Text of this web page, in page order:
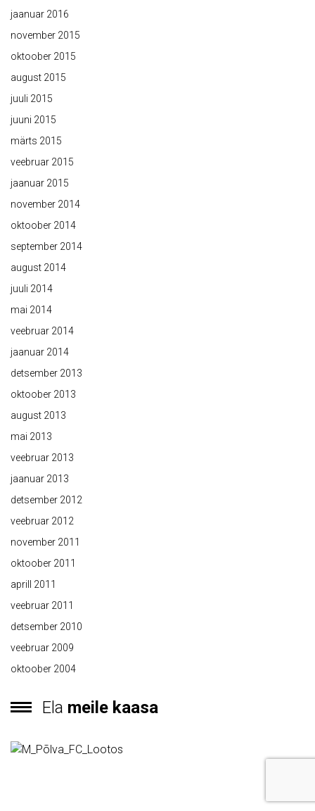
jaanuar 2016
november 2015
oktoober 2015
august 2015
juuli 2015
juuni 2015
märts 2015
veebruar 2015
jaanuar 2015
november 2014
oktoober 2014
september 2014
august 2014
juuli 2014
mai 2014
veebruar 2014
jaanuar 2014
detsember 2013
oktoober 2013
august 2013
mai 2013
veebruar 2013
jaanuar 2013
detsember 2012
veebruar 2012
november 2011
oktoober 2011
aprill 2011
veebruar 2011
detsember 2010
veebruar 2009
oktoober 2004
Ela meile kaasa